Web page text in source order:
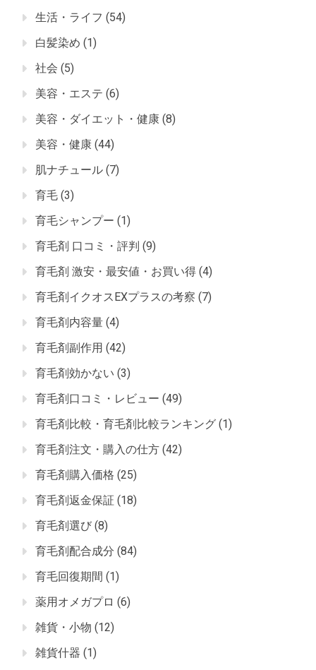
生活・ライフ (54)
白髪染め (1)
社会 (5)
美容・エステ (6)
美容・ダイエット・健康 (8)
美容・健康 (44)
肌ナチュール (7)
育毛 (3)
育毛シャンプー (1)
育毛剤 口コミ・評判 (9)
育毛剤 激安・最安値・お買い得 (4)
育毛剤イクオスEXプラスの考察 (7)
育毛剤内容量 (4)
育毛剤副作用 (42)
育毛剤効かない (3)
育毛剤口コミ・レビュー (49)
育毛剤比較・育毛剤比較ランキング (1)
育毛剤注文・購入の仕方 (42)
育毛剤購入価格 (25)
育毛剤返金保証 (18)
育毛剤選び (8)
育毛剤配合成分 (84)
育毛回復期間 (1)
薬用オメガプロ (6)
雑貨・小物 (12)
雑貨什器 (1)